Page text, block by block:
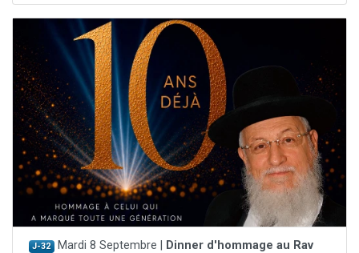
J-32 Mardi 8 Septembre |
Dinner d'hommage au Rav